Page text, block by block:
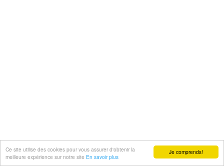
Je comprends!
Ce site utilise des cookies pour vous assurer d'obtenir la
meilleure expérience sur notre site En savoir plus